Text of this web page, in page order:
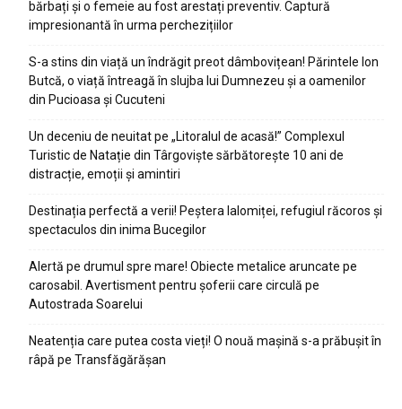
bărbați și o femeie au fost arestați preventiv. Captură
impresionantă în urma perchezițiilor
S-a stins din viață un îndrăgit preot dâmbovițean! Părintele Ion
Butcă, o viață întreagă în slujba lui Dumnezeu și a oamenilor
din Pucioasa și Cucuteni
Un deceniu de neuitat pe „Litoralul de acasă!” Complexul
Turistic de Natație din Târgoviște sărbătorește 10 ani de
distracție, emoții și amintiri
Destinația perfectă a verii! Peștera Ialomiței, refugiul răcoros și
spectaculos din inima Bucegilor
Alertă pe drumul spre mare! Obiecte metalice aruncate pe
carosabil. Avertisment pentru șoferii care circulă pe
Autostrada Soarelui
Neatenția care putea costa vieți! O nouă mașină s-a prăbușit în
râpă pe Transfăgărășan